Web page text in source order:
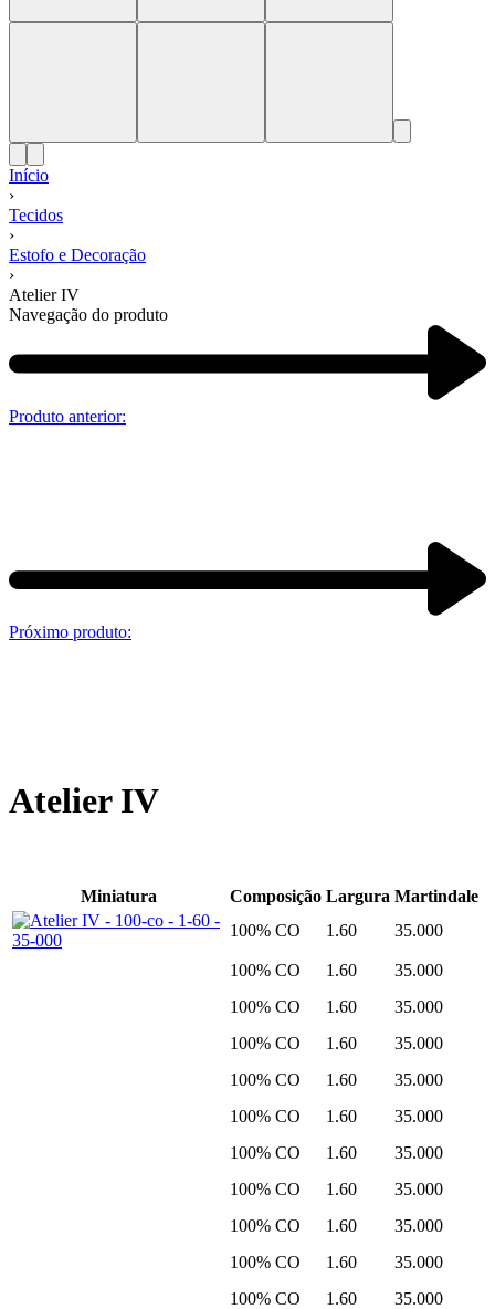
Início
›
Tecidos
›
Estofo e Decoração
›
Atelier IV
Navegação do produto
Produto anterior:
Próximo produto:
Atelier IV
Miniatura Composição Largura Martindale
100% CO
1.60 35.000
100% CO 1.60
35.000
100% CO
1.60
35.000
100% CO
1.60
35.000
100% CO
1.60
35.000
100% CO
1.60
35.000
100% CO
1.60
35.000
100% CO
1.60
35.000
100% CO
1.60
35.000
100% CO
1.60
35.000
100% CO
1.60
35.000